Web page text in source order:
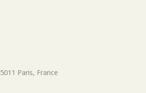
Paris, France